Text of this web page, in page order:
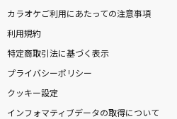
カラオケご利用にあたっての注意事項
利用規約
特定商取引法に基づく表示
プライバシーポリシー
クッキー設定
インフォマティブデータの取得について